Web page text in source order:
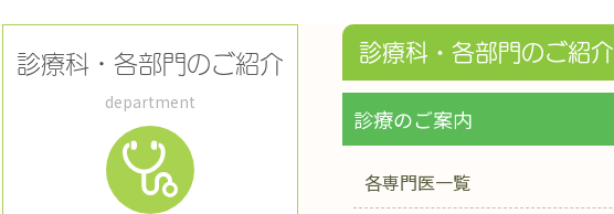
診療科・各部門のご紹介
department
診療科・各部門のご紹介
診療のご案内
各専門医一覧